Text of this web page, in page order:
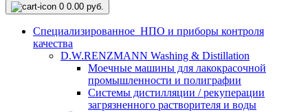
0 0.00 руб.
Cпециализированное НПО и приборы контроля
качества
D.W.RENZMANN Washing & Distillation
Моечные машины для лакокрасочной
промышленности и полиграфии
Системы дистилляции / рекуперации
загрязненного растворителя и воды